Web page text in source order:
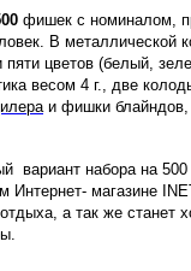
фишек с номиналом,
В металлической
цветов (белый,
весом 4 г., две
и фишки блайндов,
вариант набора на
магазине
а так же станет